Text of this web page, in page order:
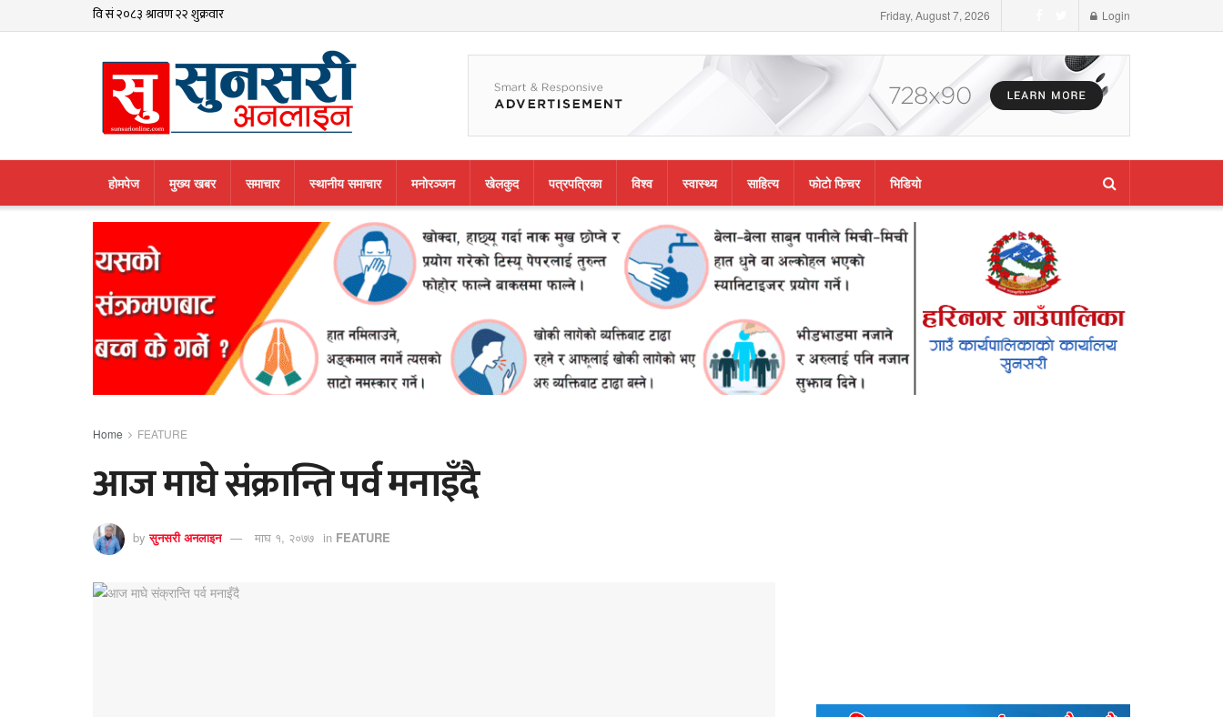
Friday, August 7, 2026 Login
हाेमपेज मुख्य खबर समाचार स्थानीय समाचार मनाेरञ्जन खेलकुद पत्रपत्रिका विश्व स्वास्थ्य साहित्य फाेटाे फिचर भिडियाे
Home FEATURE
आज माघे संक्रान्ति पर्व मनाइँदै
by सुनसरी अनलाइन माघ १, २०७७ in FEATURE